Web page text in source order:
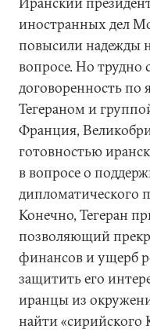
иностранных дел
повысили надежды
вопросе. Но трудно
договоренность
Тегераном и
Франция,
готовностью
в вопросе о
дипломатического
Конечно, Тегеран
позволяющий
финансов и ущерб
защитить его
иранцы из
найти «сирийского